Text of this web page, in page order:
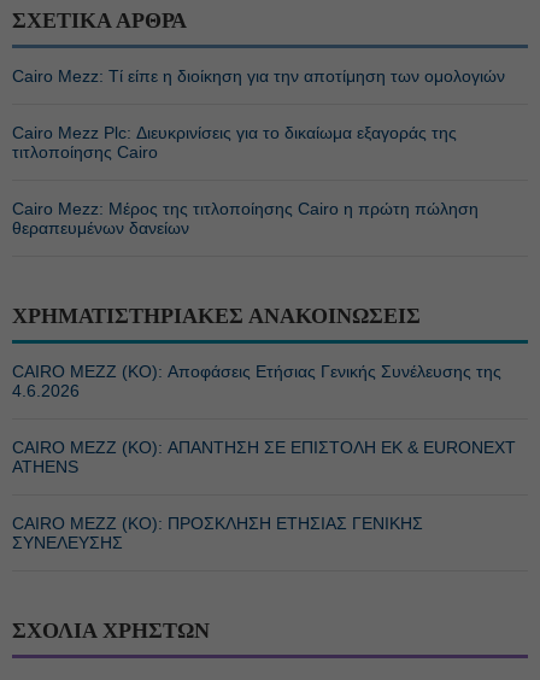
ΣΧΕΤΙΚΑ ΑΡΘΡΑ
Cairo Mezz: Τί είπε η διοίκηση για την αποτίμηση των ομολογιών
Cairo Mezz Plc: Διευκρινίσεις για το δικαίωμα εξαγοράς της
τιτλοποίησης Cairo
Cairo Mezz: Μέρος της τιτλοποίησης Cairo η πρώτη πώληση
θεραπευμένων δανείων
ΧΡΗΜΑΤΙΣΤΗΡΙΑΚΕΣ ΑΝΑΚΟΙΝΩΣΕΙΣ
CAIRO MEZZ (ΚΟ): Αποφάσεις Ετήσιας Γενικής Συνέλευσης της
4.6.2026
CAIRO MEZZ (ΚΟ): ΑΠΑΝΤΗΣΗ ΣΕ ΕΠΙΣΤΟΛΗ ΕΚ & EURONEXT
ATHENS
CAIRO MEZZ (ΚΟ): ΠΡΟΣΚΛΗΣΗ ΕΤΗΣΙΑΣ ΓΕΝΙΚΗΣ
ΣΥΝΕΛΕΥΣΗΣ
ΣΧΟΛΙΑ ΧΡΗΣΤΩΝ